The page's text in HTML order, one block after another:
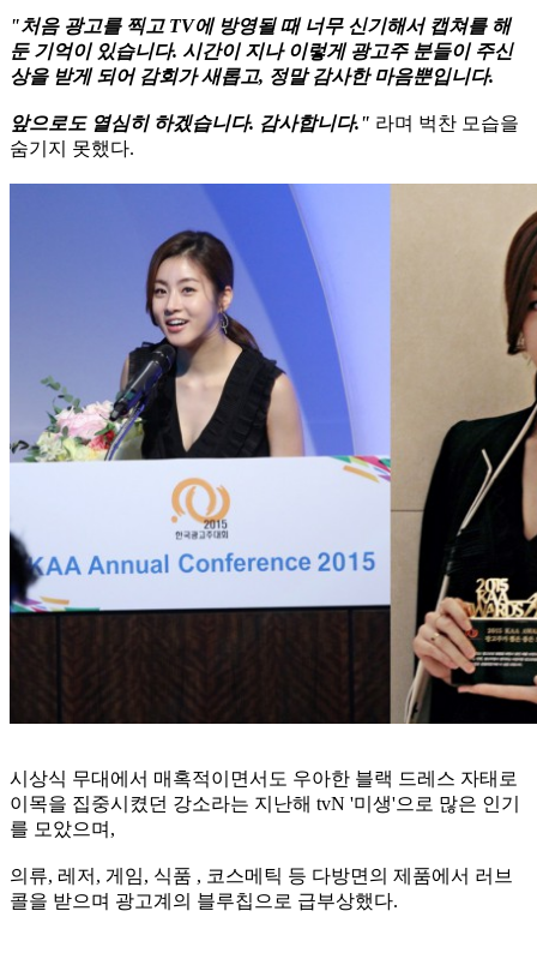
"처음 광고를 찍고 TV에 방영될 때 너무 신기해서 캡쳐를 해
둔 기억이 있습니다. 시간이 지나 이렇게 광고주 분들이 주신
상을 받게 되어 감회가 새롭고, 정말 감사한 마음뿐입니다.
앞으로도 열심히 하겠습니다. 감사합니다." 라며 벅찬 모습을
숨기지 못했다.
시상식 무대에서 매혹적이면서도 우아한 블랙 드레스 자태로
이목을 집중시켰던 강소라는 지난해 tvN '미생'으로 많은 인기
를 모았으며,
의류, 레저, 게임, 식품 , 코스메틱 등 다방면의 제품에서 러브
콜을 받으며 광고계의 블루칩으로 급부상했다.